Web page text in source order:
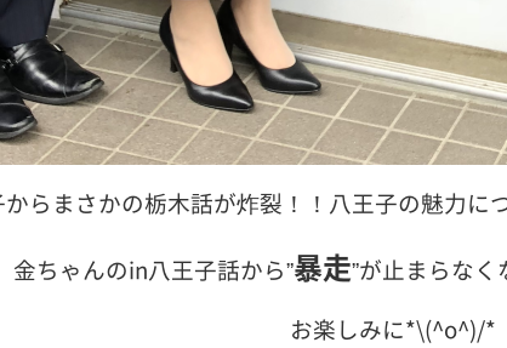
らまさかの栃木話が炸裂！！八王子の魅力に
金ちゃんのin八王子話から”暴走”が止まらなく
お楽しみに*\(^o^)/*